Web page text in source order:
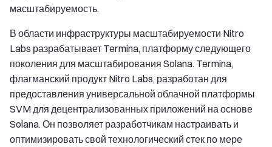
масштабируемость.
В области инфраструктуры масштабируемости Nitro
Labs разрабатывает Termina, платформу следующего
поколения для масштабирования Solana. Termina,
флагманский продукт Nitro Labs, разработан для
предоставления универсальной облачной платформы
SVM для децентрализованных приложений на основе
Solana. Он позволяет разработчикам настраивать и
оптимизировать свой технологический стек по мере